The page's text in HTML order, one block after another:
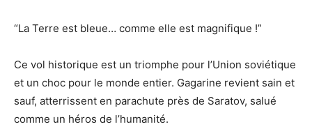
“La Terre est bleue… comme elle est magnifique !”
Ce vol historique est un triomphe pour l’Union soviétique
et un choc pour le monde entier. Gagarine revient sain et
sauf, atterrissent en parachute près de Saratov, salué
comme un héros de l’humanité.